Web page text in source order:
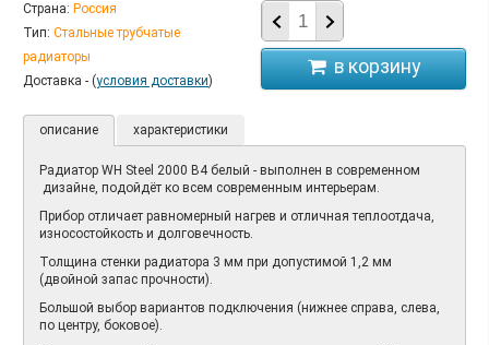
Страна: Россия
Тип: Стальные трубчатые
радиаторы
Доставка - (условия доставки)
описание характеристики
Радиатор WH Steel 2000 B4 белый - выполнен в современном
дизайне, подойдёт ко всем современным интерьерам.
Прибор отличает равномерный нагрев и отличная теплоотдача,
износостойкость и долговечность.
Толщина стенки радиатора 3 мм при допустимой 1,2 мм
(двойной запас прочности).
Большой выбор вариантов подключения (нижнее справа, слева,
по центру, боковое).